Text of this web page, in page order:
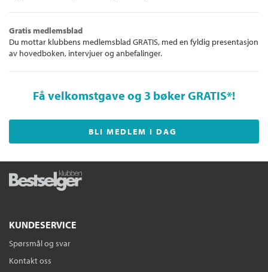
Gratis medlemsblad
Du mottar klubbens medlemsblad GRATIS, med en fyldig presentasjon
av hovedboken, intervjuer og anbefalinger.
Få velkomstgave og 3 bøker GRATIS*!
BLI MEDLEM I DAG
KUNDESERVICE
Spørsmål og svar
Kontakt oss